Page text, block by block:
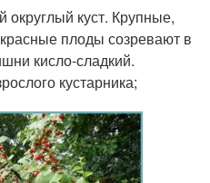
куст. Крупные,
плоды созревают в
кисло-сладкий.
кустарника;